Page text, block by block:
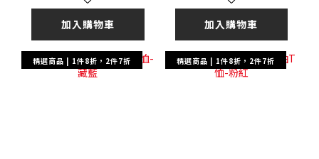
加入購物車 加入購物車
精選商品 | 1件8折，2件7折 精選商品 | 1件8折，2件7折